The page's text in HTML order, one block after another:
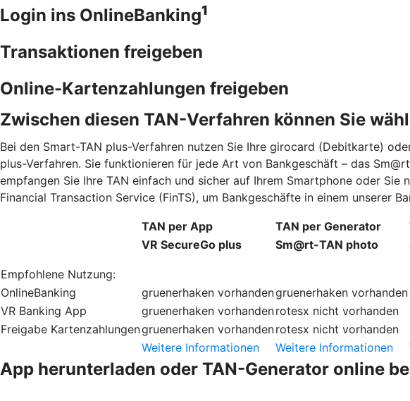
Login ins OnlineBanking1
Transaktionen freigeben
Online-Kartenzahlungen freigeben
Zwischen diesen TAN-Verfahren können Sie
Bei den Smart-TAN plus-Verfahren nutzen Sie Ihre girocard (Debitkarte)
plus-Verfahren. Sie funktionieren für jede Art von Bankgeschäft – das
empfangen Sie Ihre TAN einfach und sicher auf Ihrem Smartphone oder
Financial Transaction Service (FinTS), um Bankgeschäfte in einem unserer
TAN per App TAN per Generator
VR SecureGo plus
Sm@rt-TAN photo
Empfohlene Nutzung:
OnlineBanking
gruenerhaken vorhandengruenerhaken vorhanden
VR Banking App
gruenerhaken vorhandenrotesx nicht vorhanden
Freigabe Kartenzahlungengruenerhaken vorhandenrotesx nicht vorhanden
Weitere Informationen
Weitere Informationen
App herunterladen oder TAN-Generator online